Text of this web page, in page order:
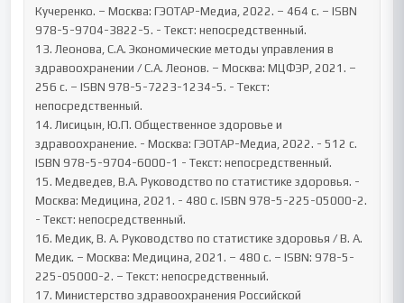
Кучеренко. – Москва: ГЭОТАР-Медиа, 2022. – 464 с. – ISBN
978-5-9704-3822-5. - Текст: непосредственный.
13. Леонова, С.А. Экономические методы управления в
здравоохранении / С.А. Леонов. – Москва: МЦФЭР, 2021. –
256 с. – ISBN 978-5-7223-1234-5. - Текст:
непосредственный.
14. Лисицын, Ю.П. Общественное здоровье и
здравоохранение. - Москва: ГЭОТАР-Медиа, 2022. - 512 с.
ISBN 978-5-9704-6000-1 - Текст: непосредственный.
15. Медведев, В.А. Руководство по статистике здоровья. -
Москва: Медицина, 2021. - 480 с. ISBN 978-5-225-05000-2.
- Текст: непосредственный.
16. Медик, В. А. Руководство по статистике здоровья / В. А.
Медик. – Москва: Медицина, 2021. – 480 с. – ISBN: 978-5-
225-05000-2. – Текст: непосредственный.
17. Министерство здравоохранения Российской